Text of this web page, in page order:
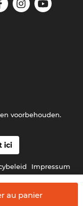
au panier
ici
Impressum
voorbehouden.